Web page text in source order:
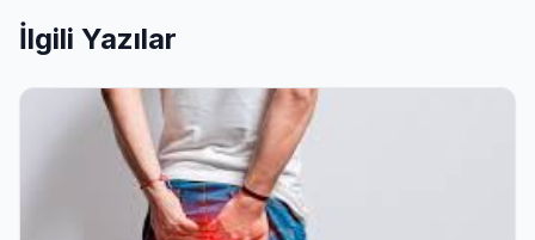
İlgili Yazılar